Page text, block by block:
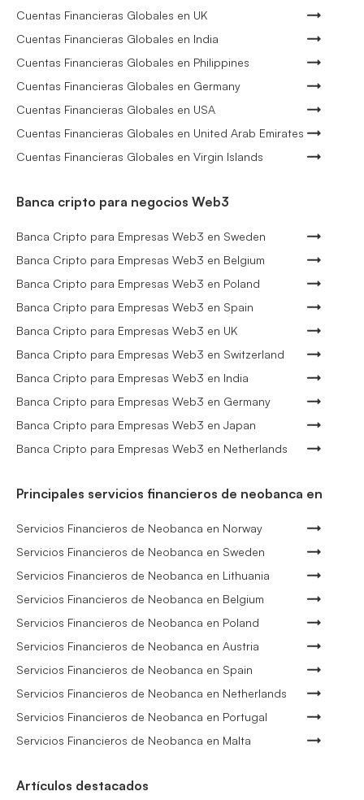
Cuentas Financieras Globales en UK
Cuentas Financieras Globales en India
Cuentas Financieras Globales en Philippines
Cuentas Financieras Globales en Germany
Cuentas Financieras Globales en USA
Cuentas Financieras Globales en United Arab Emirates
Cuentas Financieras Globales en Virgin Islands
Banca cripto para negocios Web3
Banca Cripto para Empresas Web3 en Sweden
Banca Cripto para Empresas Web3 en Belgium
Banca Cripto para Empresas Web3 en Poland
Banca Cripto para Empresas Web3 en Spain
Banca Cripto para Empresas Web3 en UK
Banca Cripto para Empresas Web3 en Switzerland
Banca Cripto para Empresas Web3 en India
Banca Cripto para Empresas Web3 en Germany
Banca Cripto para Empresas Web3 en Japan
Banca Cripto para Empresas Web3 en Netherlands
Principales servicios financieros de neobanca en
Servicios Financieros de Neobanca en Norway
Servicios Financieros de Neobanca en Sweden
Servicios Financieros de Neobanca en Lithuania
Servicios Financieros de Neobanca en Belgium
Servicios Financieros de Neobanca en Poland
Servicios Financieros de Neobanca en Austria
Servicios Financieros de Neobanca en Spain
Servicios Financieros de Neobanca en Netherlands
Servicios Financieros de Neobanca en Portugal
Servicios Financieros de Neobanca en Malta
Artículos destacados